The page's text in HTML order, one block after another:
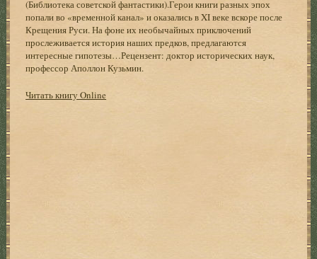
(Библиотека советской фантастики).Герои книги разных эпох
попали во «временной канал» и оказались в XI веке вскоре после
Крещения Руси. На фоне их необычайных приключений
прослеживается история наших предков, предлагаются
интересные гипотезы…Рецензент: доктор исторических наук,
профессор Аполлон Кузьмин.
Читать книгу Online